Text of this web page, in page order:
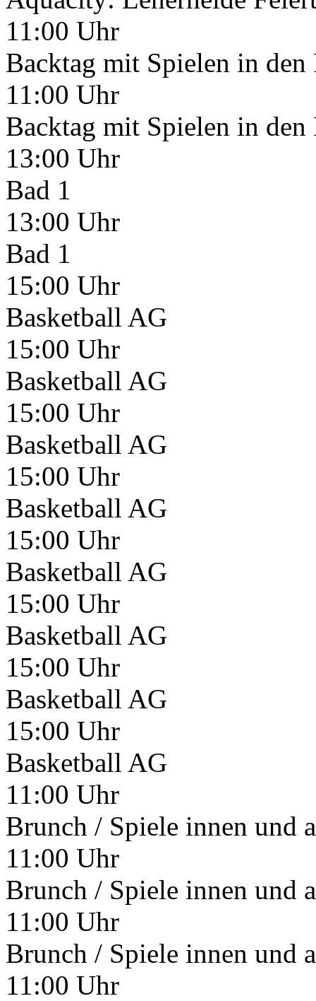
11:00 Uhr
Backtag mit Spielen in den
11:00 Uhr
Backtag mit Spielen in den
13:00 Uhr
Bad 1
13:00 Uhr
Bad 1
15:00 Uhr
Basketball AG
15:00 Uhr
Basketball AG
15:00 Uhr
Basketball AG
15:00 Uhr
Basketball AG
15:00 Uhr
Basketball AG
15:00 Uhr
Basketball AG
15:00 Uhr
Basketball AG
15:00 Uhr
Basketball AG
11:00 Uhr
Brunch / Spiele innen und
11:00 Uhr
Brunch / Spiele innen und
11:00 Uhr
Brunch / Spiele innen und
11:00 Uhr